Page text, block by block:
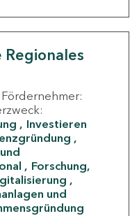
Fördernehmer:
Investieren
Forschung,
und